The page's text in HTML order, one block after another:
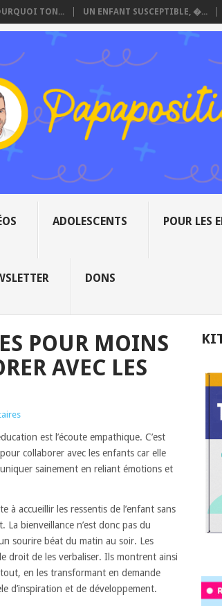
TON... UN ENFANT SUSCEPTIBLE, �...
ADOLESCENTS POUR LES
DONS
POUR MOINS
AVEC LES
est l’écoute empathique. C’est
collaborer avec les enfants car elle
sainement en reliant émotions et
à accueillir les ressentis de l’enfant sans
bienveillance n’est donc pas du
sourire béat du matin au soir. Les
droit de les verbaliser. Ils montrent ainsi
en les transformant en demande
d’inspiration et de développement.